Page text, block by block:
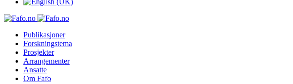
Publikasjoner
Forskningstema
Prosjekter
Arrangementer
Ansatte
Om Fafo